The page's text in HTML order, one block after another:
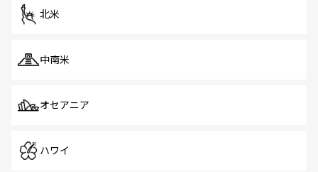
北米
中南米
オセアニア
ハワイ